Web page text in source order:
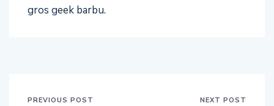
gros geek barbu.
PREVIOUS POST NEXT POST